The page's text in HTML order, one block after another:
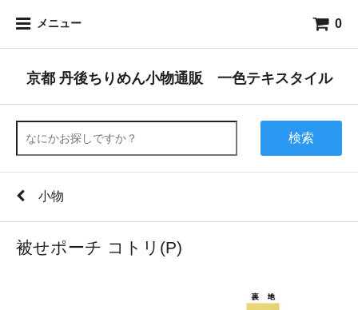
メニュー 0
京都 丹後ちりめん小物通販 一色テキスタイル
検索
小物
被せポーチ コトリ(P)